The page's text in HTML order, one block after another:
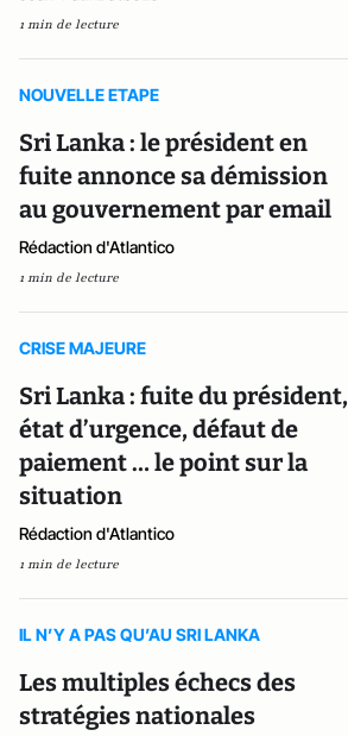
1 min de lecture
NOUVELLE ETAPE
Sri Lanka : le président en
fuite annonce sa démission
au gouvernement par email
Rédaction d'Atlantico
1 min de lecture
CRISE MAJEURE
Sri Lanka : fuite du président,
état d’urgence, défaut de
paiement … le point sur la
situation
Rédaction d'Atlantico
1 min de lecture
IL N’Y A PAS QU’AU SRI LANKA
Les multiples échecs des
stratégies nationales